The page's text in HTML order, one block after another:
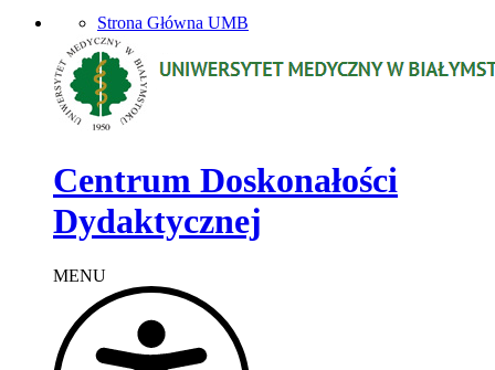
Strona Główna UMB
Centrum Doskonałości
Dydaktycznej
MENU